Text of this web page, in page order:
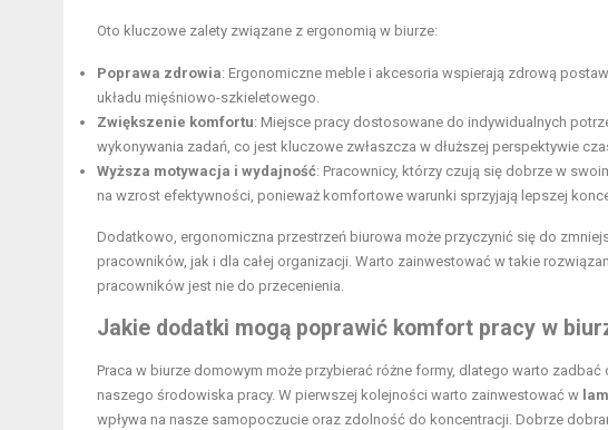
Oto kluczowe zalety związane z ergonomią w biurze:
Poprawa zdrowia: Ergonomiczne meble i akcesoria wspierają zdrową
układu mięśniowo-szkieletowego.
Zwiększenie komfortu: Miejsce pracy dostosowane do indywidualnych
wykonywania zadań, co jest kluczowe zwłaszcza w dłuższej perspektywie
Wyższa motywacja i wydajność: Pracownicy, którzy czują się dobrze w
na wzrost efektywności, ponieważ komfortowe warunki sprzyjają lepszej
Dodatkowo, ergonomiczna przestrzeń biurowa może przyczynić się do
pracowników, jak i dla całej organizacji. Warto zainwestować w takie
pracowników jest nie do przecenienia.
Jakie dodatki mogą poprawić komfort pracy w
Praca w biurze domowym może przybierać różne formy, dlatego warto
naszego środowiska pracy. W pierwszej kolejności warto zainwestować w
wpływa na nasze samopoczucie oraz zdolność do koncentracji. Dobrze